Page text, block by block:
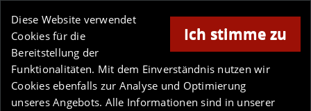
Online-Magazin für Minden und Umgebung
Ich stimme zu
Diese Website verwendet
Cookies für die
Bereitstellung der
Funktionalitäten. Mit dem Einverständnis nutzen wir
Cookies ebenfalls zur Analyse und Optimierung
unseres Angebots. Alle Informationen sind in unserer
Anzeige